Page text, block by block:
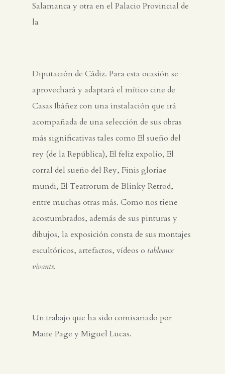
Salamanca y otra en el Palacio Provincial de
la
Diputación de Cádiz. Para esta ocasión se
aprovechará y adaptará el mítico cine de
Casas Ibáñez con una instalación que irá
acompañada de una selección de sus obras
más significativas tales como El sueño del
rey (de la República), El feliz expolio, El
corral del sueño del Rey, Finis gloriae
mundi, El Teatrorum de Blinky Retrod,
entre muchas otras más. Como nos tiene
acostumbrados, además de sus pinturas y
dibujos, la exposición consta de sus montajes
escultóricos, artefactos, vídeos o tableaux
vivants.
Un trabajo que ha sido comisariado por
Maite Page y Miguel Lucas.